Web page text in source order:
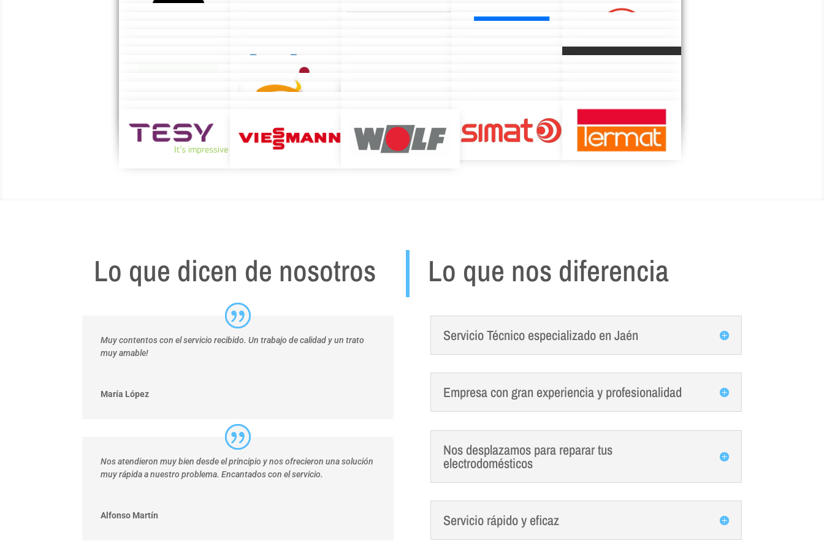
Lo que dicen de nosotros
Muy contentos con el servicio recibido. Un trabajo de calidad y un trato
muy amable!
María López
Nos atendieron muy bien desde el principio y nos ofrecieron una solución
muy rápida a nuestro problema. Encantados con el servicio.
Alfonso Martín
Lo que nos diferencia
Servicio Técnico especializado en Jaén
Empresa con gran experiencia y profesionalidad
Nos desplazamos para reparar tus
electrodomésticos
Servicio rápido y eficaz